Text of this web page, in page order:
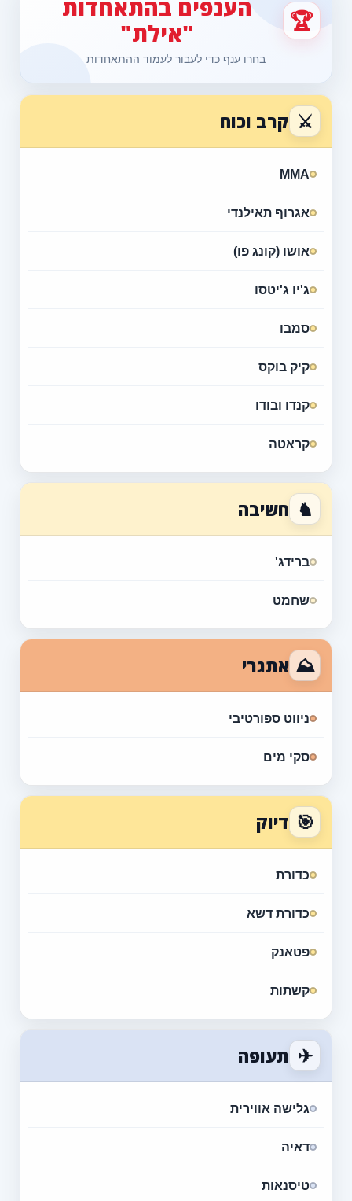
🏆
הענפים בהתאחדות
"אילת"
בחרו ענף כדי לעבור לעמוד ההתאחדות
⚔ קרב וכוח
MMA
אגרוף תאילנדי
אושו (קונג פו)
ג'יו ג'יטסו
סמבו
קיק בוקס
קנדו ובודו
קראטה
♞ חשיבה
ברידג'
שחמט
⛰ אתגרי
ניווט ספורטיבי
סקי מים
🎯 דיוק
כדורת
כדורת דשא
פטאנק
קשתות
✈ תעופה
גלישה אווירית
דאיה
טיסנאות